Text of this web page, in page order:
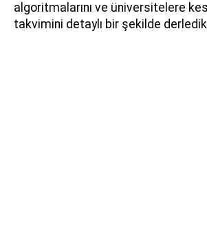
algoritmalarını ve üniversitelere
takvimini detaylı bir şekilde